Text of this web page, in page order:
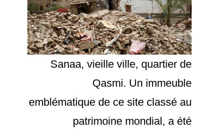
Sanaa, vieille ville, quartier de
Qasmi. Un immeuble
emblématique de ce site classé au
patrimoine mondial, a été